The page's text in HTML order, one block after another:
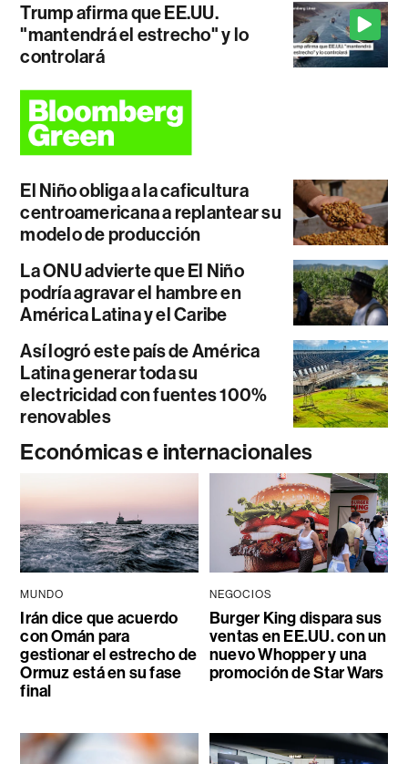
Trump afirma que EE.UU.
"mantendrá el estrecho" y lo
controlará
El Niño obliga a la caficultura
centroamericana a replantear su
modelo de producción
La ONU advierte que El Niño
podría agravar el hambre en
América Latina y el Caribe
Así logró este país de América
Latina generar toda su
electricidad con fuentes 100%
renovables
Económicas e internacionales
MUNDO
Irán dice que acuerdo
con Omán para
gestionar el estrecho de
Ormuz está en su fase
final
NEGOCIOS
Burger King dispara sus
ventas en EE.UU. con un
nuevo Whopper y una
promoción de Star Wars